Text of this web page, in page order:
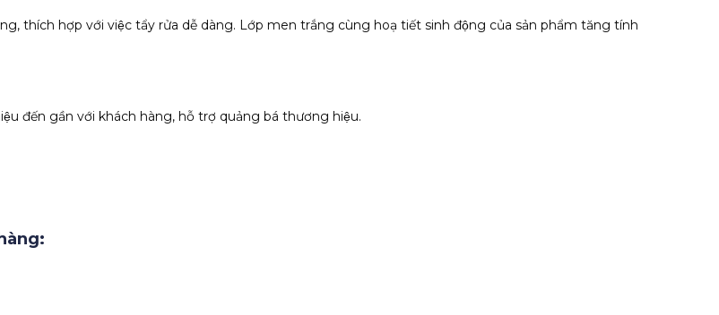
thích hợp với việc tẩy rửa dễ dàng. Lớp men trắng cùng hoạ tiết sinh động của sản phẩm tăng tính
đến gần với khách hàng, hỗ trợ quảng bá thương hiệu.